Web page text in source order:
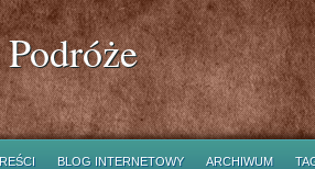
BLOG INTERNETOWY ARCHIWUM